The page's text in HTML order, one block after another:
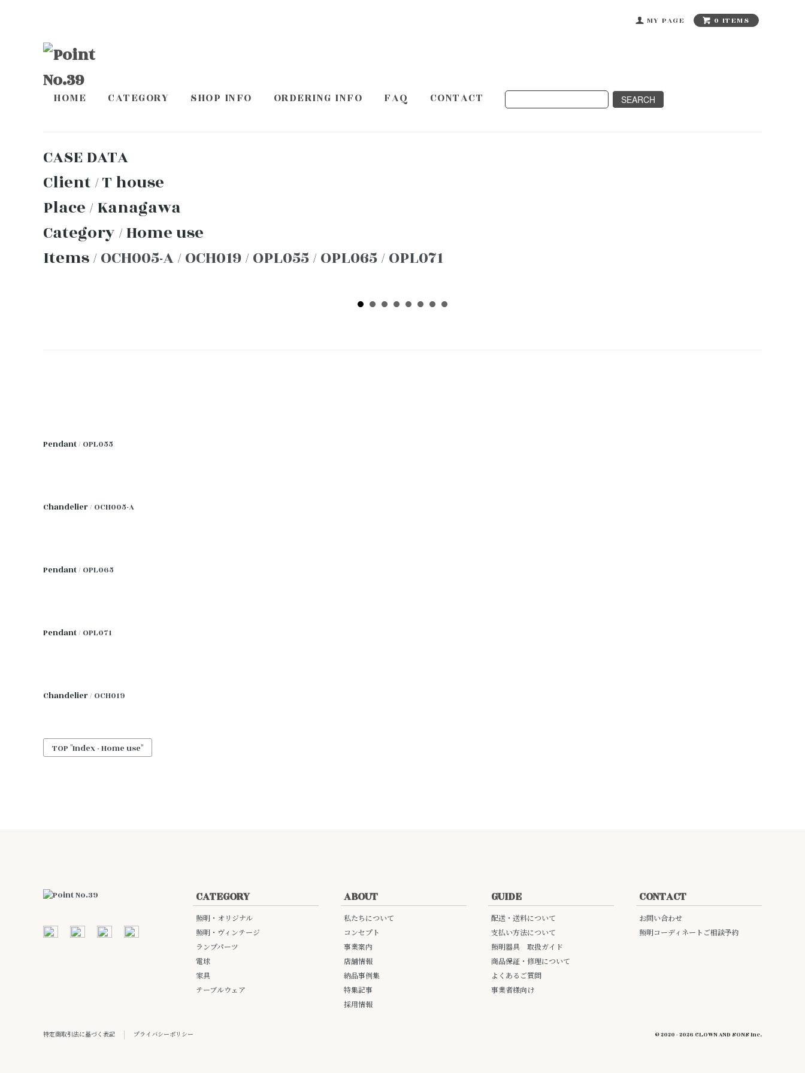
MY PAGE 0 ITEMS
HOME CATEGORY SHOP INFO ORDERING INFO FAQ CONTACT
CASE DATA
Client / T house
Place / Kanagawa
Category / Home use
Items / OCH005-A/ OCH019/ OPL055/ OPL065/ OPL071
Pendant / OPL055
Chandelier / OCH005-A
Pendant / OPL065
Pendant / OPL071
Chandelier / OCH019
TOP "Index - Home use"
CATEGORY
照明・オリジナル
照明・ヴィンテージ
ランプパーツ
電球
家具
テーブルウェア
ABOUT
私たちについて
コンセプト
事業案内
店舗情報
納品事例集
特集記事
採用情報
GUIDE
配送・送料について
支払い方法について
照明器具 取扱ガイド
商品保証・修理について
よくあるご質問
事業者様向け
CONTACT
お問い合わせ
照明コーディネートご相談予約
特定商取引法に基づく表記 プライバシーポリシー © 2020 - 2026 CLOWN AND SONS Inc.